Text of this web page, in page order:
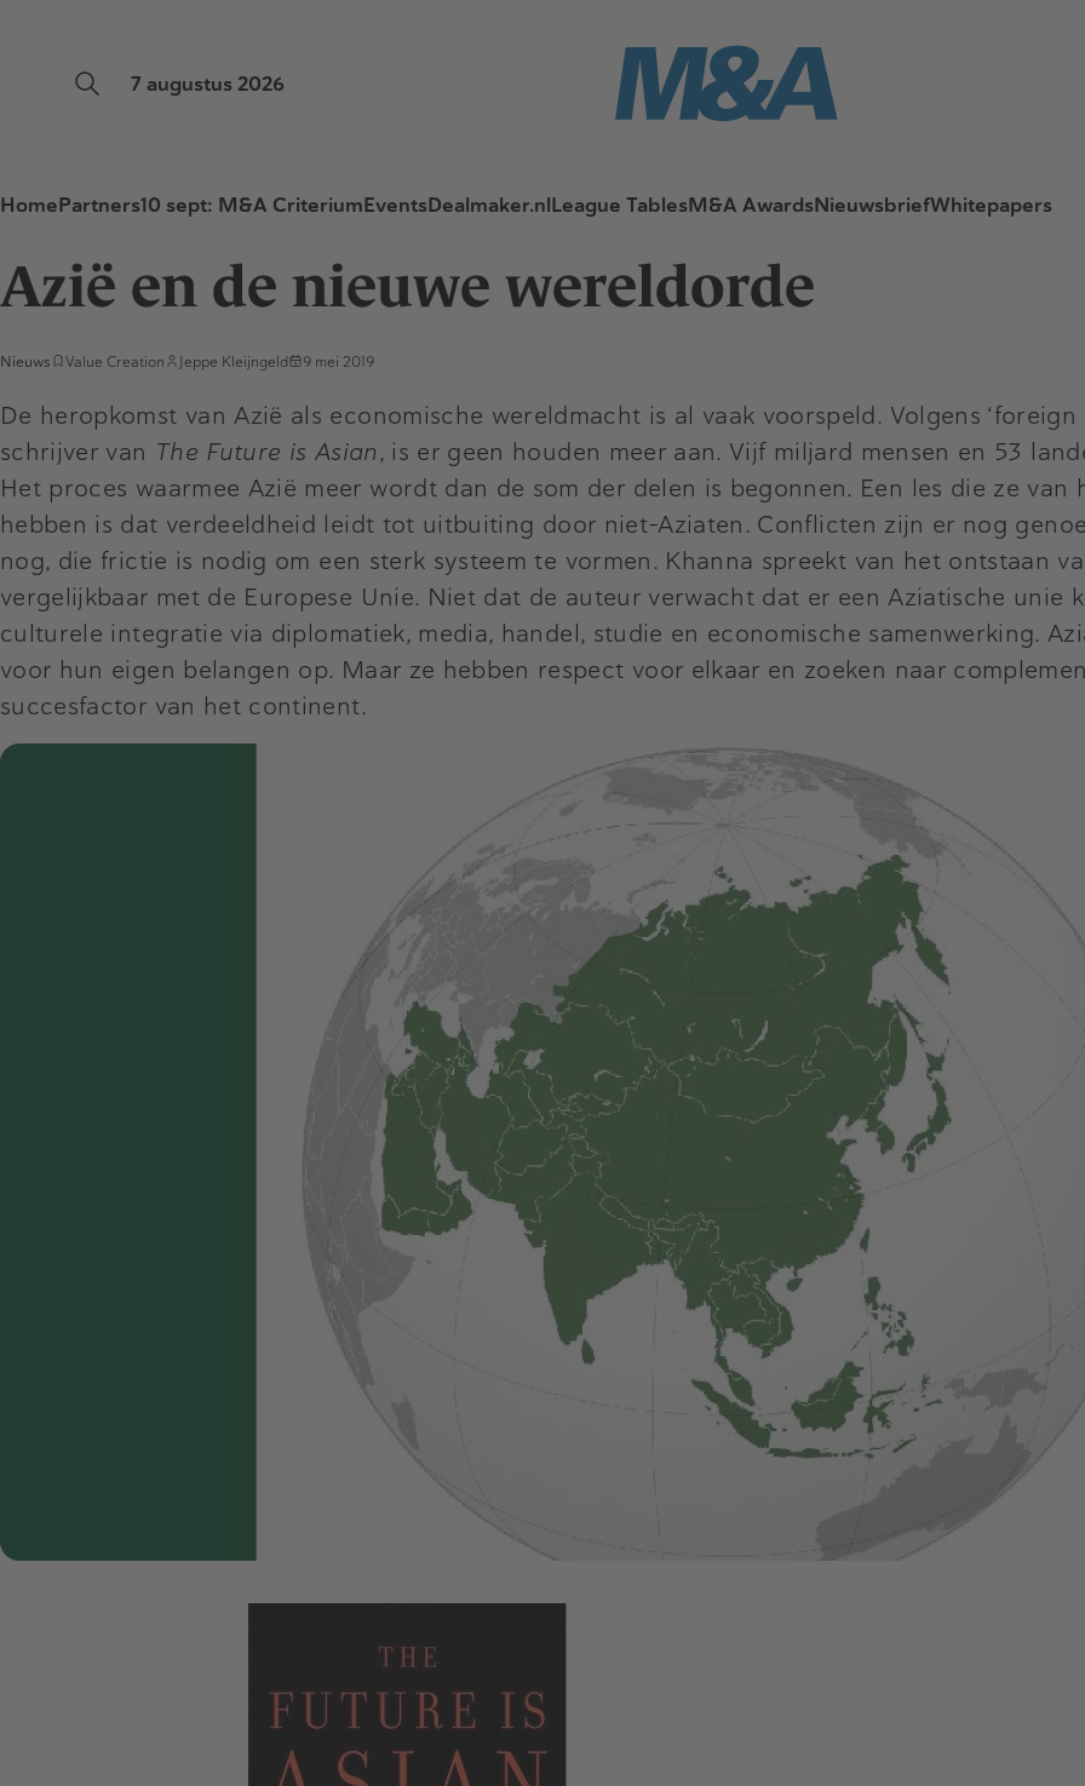
7 augustus 2026
HomePartners10 sept: M&A CriteriumEventsDealmaker.nlLeague TablesM&A AwardsNieuwsbriefWhitepapers
Azië en de nieuwe wereldorde
Nieuws Value Creation Jeppe Kleijngeld 9 mei 2019
De heropkomst van Azië als economische wereldmacht is al vaak voorspeld. Volgens
schrijver van The Future is Asian, is er geen houden meer aan. Vijf miljard mensen en 53
Het proces waarmee Azië meer wordt dan de som der delen is begonnen. Een les die ze
hebben is dat verdeeldheid leidt tot uitbuiting door niet-Aziaten. Conflicten zijn er nog
nog, die frictie is nodig om een sterk systeem te vormen. Khanna spreekt van het ontstaan
vergelijkbaar met de Europese Unie. Niet dat de auteur verwacht dat er een Aziatische unie
culturele integratie via diplomatiek, media, handel, studie en economische samenwerking.
voor hun eigen belangen op. Maar ze hebben respect voor elkaar en zoeken naar
succesfactor van het continent.